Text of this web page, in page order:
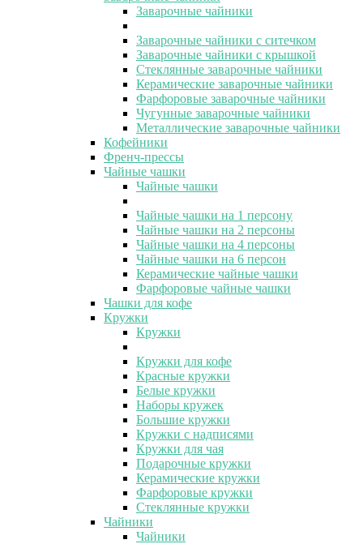
Заварочные чайники
Заварочные чайники с ситечком
Заварочные чайники с крышкой
Стеклянные заварочные чайники
Керамические заварочные чайники
Фарфоровые заварочные чайники
Чугунные заварочные чайники
Металлические заварочные чайники
Кофейники
Френч-прессы
Чайные чашки
Чайные чашки
Чайные чашки на 1 персону
Чайные чашки на 2 персоны
Чайные чашки на 4 персоны
Чайные чашки на 6 персон
Керамические чайные чашки
Фарфоровые чайные чашки
Чашки для кофе
Кружки
Кружки
Кружки для кофе
Красные кружки
Белые кружки
Наборы кружек
Большие кружки
Кружки с надписями
Кружки для чая
Подарочные кружки
Керамические кружки
Фарфоровые кружки
Стеклянные кружки
Чайники
Чайники